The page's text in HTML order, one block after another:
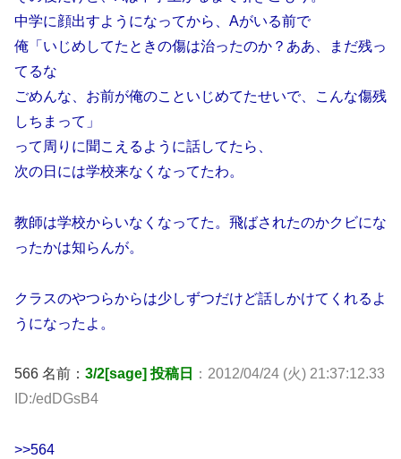
中学に顔出すようになってから、Aがいる前で
俺「いじめしてたときの傷は治ったのか？ああ、まだ残っ
てるな
ごめんな、お前が俺のこといじめてたせいで、こんな傷残
しちまって」
って周りに聞こえるように話してたら、
次の日には学校来なくなってたわ。
教師は学校からいなくなってた。飛ばされたのかクビにな
ったかは知らんが。
クラスのやつらからは少しずつだけど話しかけてくれるよ
うになったよ。
566 名前： 3/2[sage] 投稿日
：2012/04/24 (火) 21:37:12.33
ID:/edDGsB4
>>564